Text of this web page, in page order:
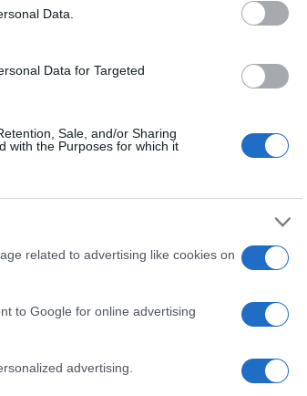
Data.
Data for Targeted
Sale, and/or Sharing
with the Purposes for which it
related to advertising like cookies on
to Google for online advertising
advertising.
delle retrocessioni
le formazioni
il quadro una
una serie di
presenza di un
squadre in A della